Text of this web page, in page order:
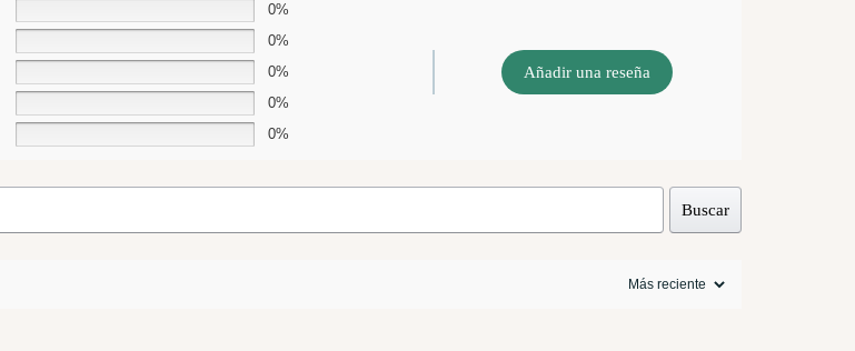
0%
0%
0%
0%
0%
Añadir una reseña
Buscar